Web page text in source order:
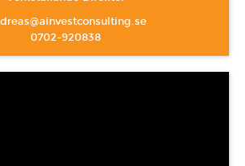
0702-920838